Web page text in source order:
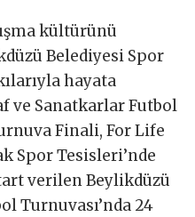
kültürünü
Belediyesi Spor
hayata
ve Sanatkarlar Futbol
Finali, For Life
Spor Tesisleri’nde
verilen Beylikdüzü
Turnuvası’nda 24